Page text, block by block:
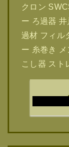
クロン
ー ろ過器
過材 フィル
ー 糸巻き
こし器 スト